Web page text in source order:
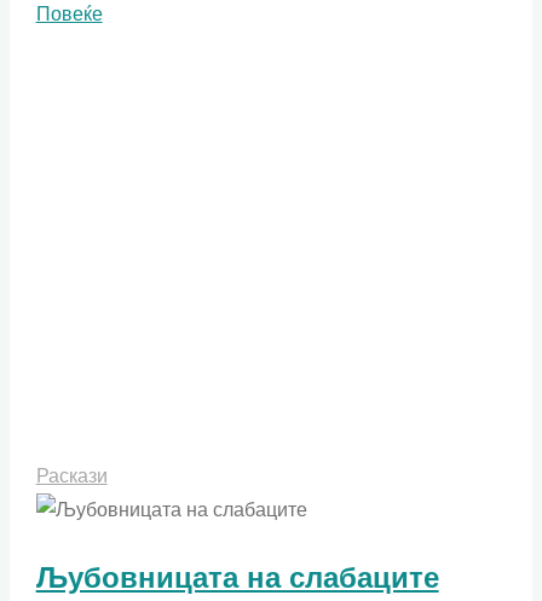
Повеќе"Јас
Раскази
Љубовницата на слабаците